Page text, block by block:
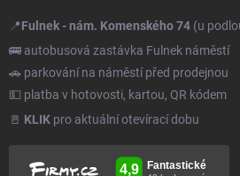
📍Fulnek - nám. Komenského 74 (u
🚌 autobusová zastávka Fulnek náměstí
🚗 parkování na náměstí před prodejnou
💵 platba v hotovosti, kartou, QR kódem
🚪 KLIK pro aktuální otevírací dobu